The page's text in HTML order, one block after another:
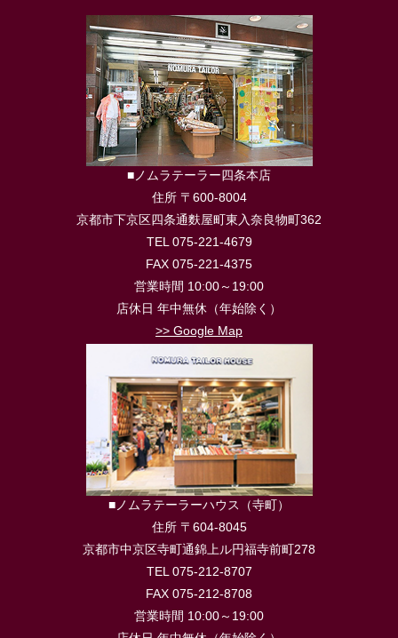
■ノムラテーラー四条本店
住所 〒600-8004
京都市下京区四条通麩屋町東入奈良物町362
TEL 075-221-4679
FAX 075-221-4375
営業時間 10:00～19:00
店休日 年中無休（年始除く）
>> Google Map
■ノムラテーラーハウス（寺町）
住所 〒604-8045
京都市中京区寺町通錦上ル円福寺前町278
TEL 075-212-8707
FAX 075-212-8708
営業時間 10:00～19:00